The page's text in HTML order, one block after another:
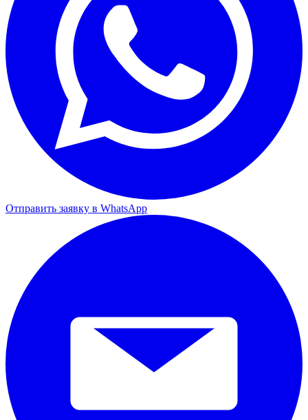
Отправить заявку в WhatsApp